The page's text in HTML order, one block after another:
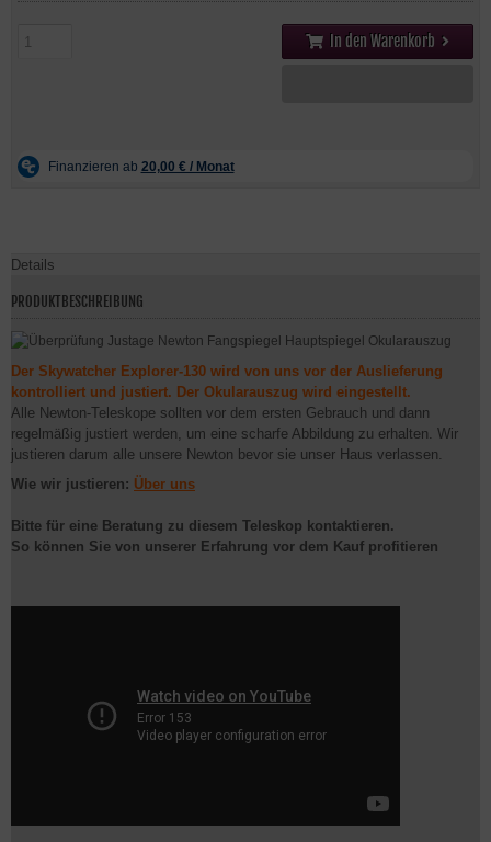
In den Warenkorb
Details
PRODUKTBESCHREIBUNG
Der Skywatcher Explorer-130 wird von uns vor der Auslieferung
kontrolliert und justiert. Der Okularauszug wird eingestellt.
Alle Newton-Teleskope sollten vor dem ersten Gebrauch und dann
regelmäßig justiert werden, um eine scharfe Abbildung zu erhalten. Wir
justieren darum alle unsere Newton bevor sie unser Haus verlassen.
Wie wir justieren: Über uns
Bitte für eine Beratung zu diesem Teleskop kontaktieren.
So können Sie von unserer Erfahrung vor dem Kauf profitieren